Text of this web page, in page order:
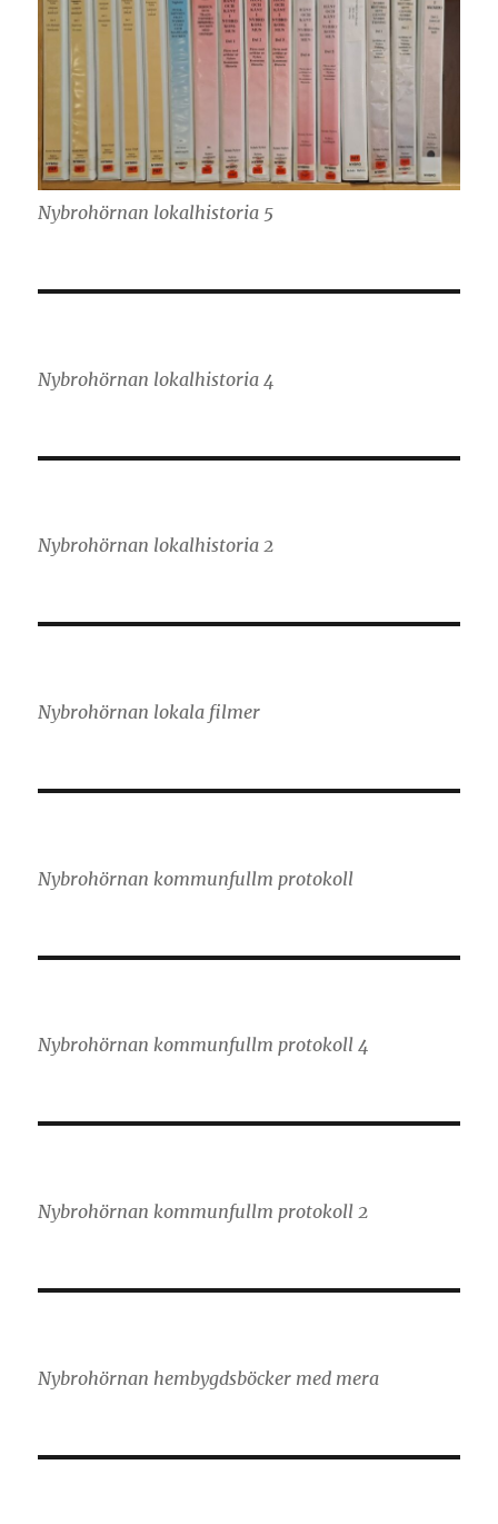
Nybrohörnan lokalhistoria 5
Nybrohörnan lokalhistoria 4
Nybrohörnan lokalhistoria 2
Nybrohörnan lokala filmer
Nybrohörnan kommunfullm protokoll
Nybrohörnan kommunfullm protokoll 4
Nybrohörnan kommunfullm protokoll 2
Nybrohörnan hembygdsböcker med mera